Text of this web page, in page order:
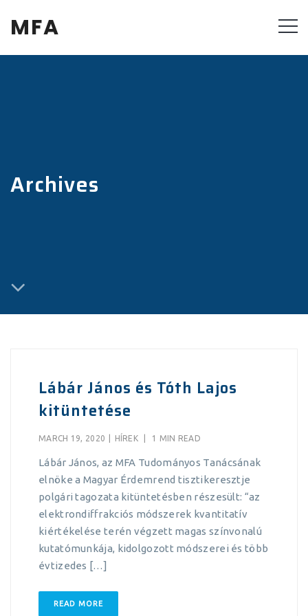
MFA
Archives
Lábár János és Tóth Lajos
kitüntetése
MARCH 19, 2020 HÍREK 1 MIN READ
Lábár János, az MFA Tudományos Tanácsának
elnöke a Magyar Érdemrend tisztikeresztje
polgári tagozata kitüntetésben részesült: “az
elektrondiﬀrakciós módszerek kvantitatív
kiértékelése terén végzett magas színvonalú
kutatómunkája, kidolgozott módszerei és több
évtizedes […]
READ MORE